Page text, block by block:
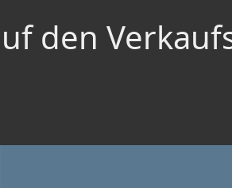
den